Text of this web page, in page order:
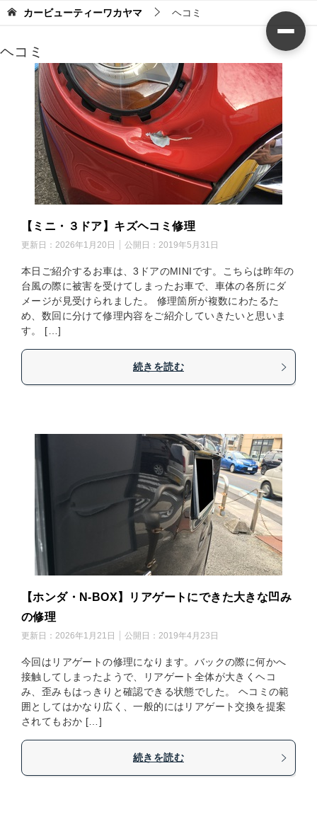
カービューティーワカヤマ ヘコミ
ヘコミ
【ミニ・３ドア】キズヘコミ修理
更新日： 2026年1月20日 公開日： 2019年5月31日
本日ご紹介するお車は、3ドアのMINIです。こちらは昨年の
台風の際に被害を受けてしまったお車で、車体の各所にダ
メージが見受けられました。 修理箇所が複数にわたるた
め、数回に分けて修理内容をご紹介していきたいと思いま
す。 […]
続きを読む
【ホンダ・N-BOX】リアゲートにできた大きな凹み
の修理
更新日： 2026年1月21日 公開日： 2019年4月23日
今回はリアゲートの修理になります。バックの際に何かへ
接触してしまったようで、リアゲート全体が大きくヘコ
み、歪みもはっきりと確認できる状態でした。 ヘコミの範
囲としてはかなり広く、一般的にはリアゲート交換を提案
されてもおか […]
続きを読む